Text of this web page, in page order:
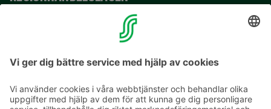
VERKSAMHETSSTÄLLEN